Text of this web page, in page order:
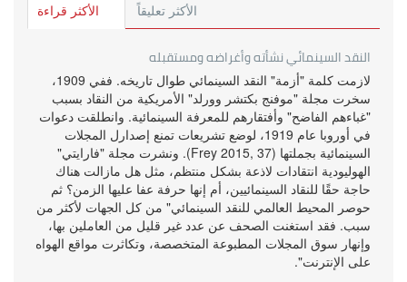
الأكثر قراءة الأكثر تعليقاً
النقد السينمائي نشأته وأغراضه ومستقبله
لازمت كلمة "أزمة" النقد السينمائي طوال تاريخه. ففي 1909،
سخرت مجلة "موفنج بكتشر وورلد" الأمريكية من النقاد بسبب
"غباءهم الفاضح" وأفتقارهم للمعرفة السينمائية. وانطلقت دعوات
في أوروبا عام 1919، لوضع تشريعات تمنع إصدارل المجلات
السينمائية بجملتها (Frey 2015, 37). ونشرت مجلة "فارايتي"
الهوليودية انتقادات لاذعة بشكل منتظم، مثل هل مازالت هناك
حاجة حقًا للنقاد السينمائيين، أم إنها حرفة عفا عليها الزمن؟ ثم
حوصر المحيط العالمي للنقد السينمائي" من كل الجهات لأكثر من
سبب. فقد استغنت الصحف عن عدد غير قليل من العاملين بها،
وإنهار سوق المجلات المطبوعة المتخصصة، وتكاثرت مواقع الهواه
على الإنترنت".